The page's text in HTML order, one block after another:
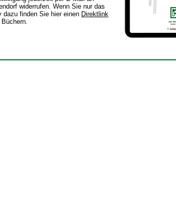
widerrufen. Wenn Sie nur das
dazu finden Sie hier einen Direktlink